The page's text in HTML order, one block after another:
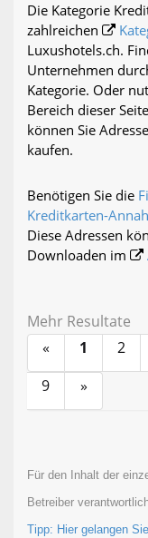
Die Kategorie
zahlreichen
Luxushotels.ch.
Unternehmen
Kategorie. Oder
Bereich dieser
können Sie
kaufen.
Benötigen Sie die
Kreditkarten-
Diese Adressen
Downloaden im
Mehr Resultate
«
1 2
9
»
Für den Inhalt der
Betreiber
Tipp: Hier gelangen